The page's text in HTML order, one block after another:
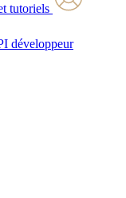
tutoriels
développeur